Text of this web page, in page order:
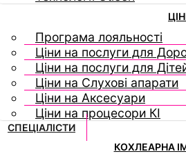
Програма лояльності
Ціни на послуги для
Ціни на послуги для
Ціни на Слухові апарати
Ціни на Аксесуари
Ціни на процесори КІ
СПЕЦІАЛІСТИ
КОХЛЕАРНА